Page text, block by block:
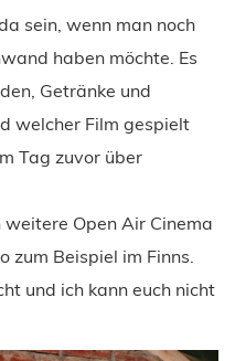
sein, wenn man noch
haben möchte. Es
Getränke und
welcher Film gespielt
Tag zuvor über
Open Air Cinema
zum Beispiel im Finns.
und ich kann euch nicht